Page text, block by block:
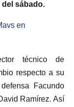
sábado.
en
técnico de
respecto a su
Facundo
Ramírez. Así